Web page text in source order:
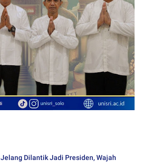
Jelang Dilantik Jadi Presiden, Wajah